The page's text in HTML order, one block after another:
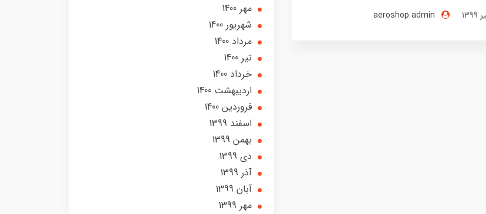
aeroshop admin
مهر 1400
شهریور 1400
مرداد 1400
تير 1400
خرداد 1400
ارديبهشت 1400
فروردین 1400
اسفند 1399
بهمن 1399
دی 1399
آذر 1399
آبان 1399
مهر 1399